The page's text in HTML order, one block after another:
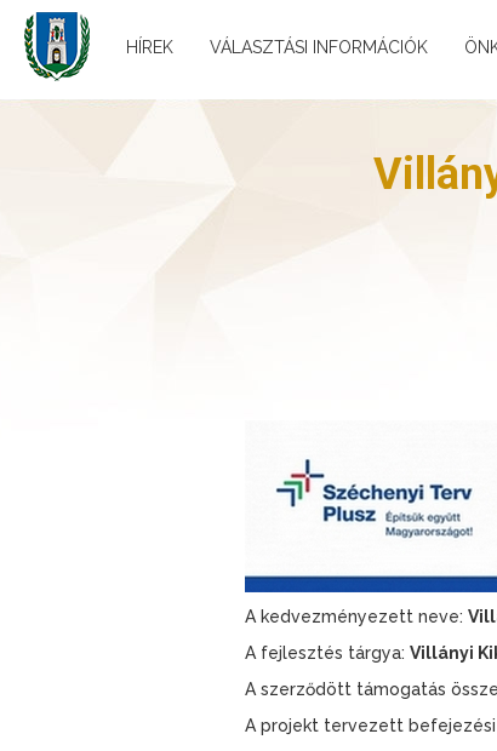
HÍREK VÁLASZTÁSI INFORMÁCIÓK
A kedvezményezett neve:
A fejlesztés tárgya: Villányi
A szerződött támogatás
A projekt tervezett befejezési